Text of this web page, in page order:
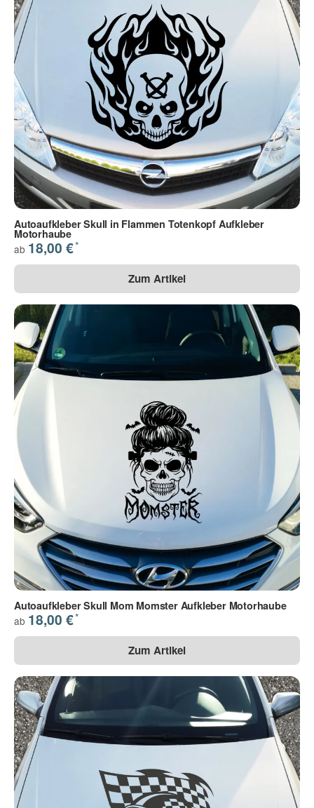
Autoaufkleber Skull in Flammen Totenkopf Aufkleber
Motorhaube
ab 18,00 €*
Zum Artikel
Autoaufkleber Skull Mom Momster Aufkleber Motorhaube
ab 18,00 €*
Zum Artikel